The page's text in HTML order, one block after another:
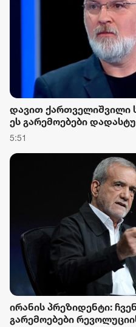
დავით ქართველიშვილი
ეს გარემოებები
იქნება უბრალოდ
5:51
ირანის პრეზიდენტი:
გარემოებები